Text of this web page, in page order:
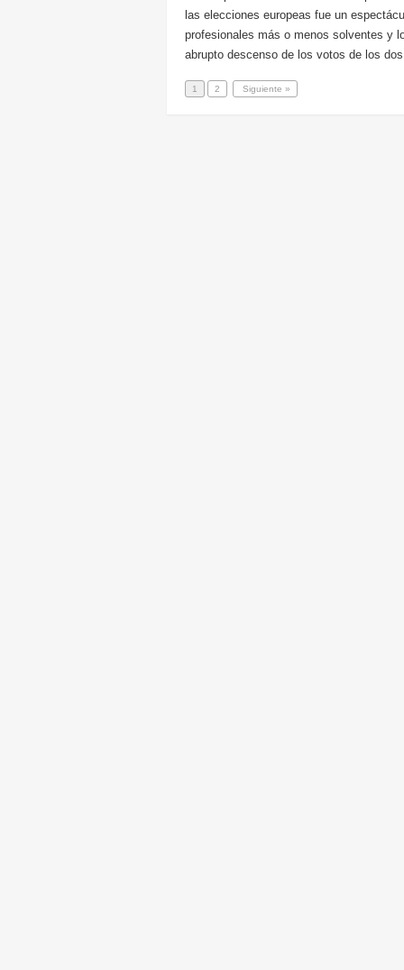
las elecciones europeas fue un
profesionales más o menos solventes y
abrupto descenso de los votos de los
1 2 Siguiente »